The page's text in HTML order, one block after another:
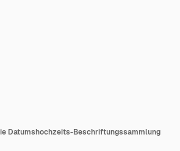
Datumshochzeits-Beschriftungssammlung